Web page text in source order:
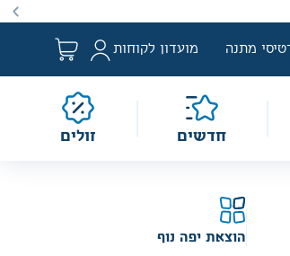
החוק. מבצעים מתקיימים מעת לעת לתקופה
מתנה מועדון לקוחות
חדשים זולים
הוצאת יפה נוף